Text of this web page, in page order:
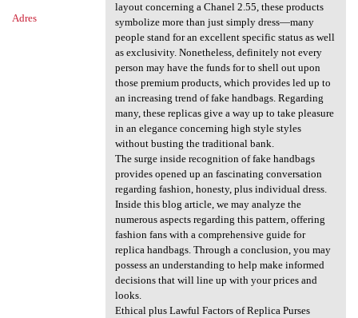
Adres
layout concerning a Chanel 2.55, these products
symbolize more than just simply dress—many
people stand for an excellent specific status as well
as exclusivity. Nonetheless, definitely not every
person may have the funds for to shell out upon
those premium products, which provides led up to
an increasing trend of fake handbags. Regarding
many, these replicas give a way up to take pleasure
in an elegance concerning high style styles
without busting the traditional bank.
The surge inside recognition of fake handbags
provides opened up an fascinating conversation
regarding fashion, honesty, plus individual dress.
Inside this blog article, we may analyze the
numerous aspects regarding this pattern, offering
fashion fans with a comprehensive guide for
replica handbags. Through a conclusion, you may
possess an understanding to help make informed
decisions that will line up with your prices and
looks.
Ethical plus Lawful Factors of Replica Purses